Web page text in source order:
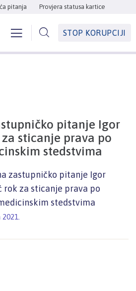
pitanja Provjera statusa kartice
STOP KORUPCIJI
pitanje Igor
sticanje prava po
stedstvima
zastupničko pitanje Igor
rok za sticanje prava po
stedstvima
2021.